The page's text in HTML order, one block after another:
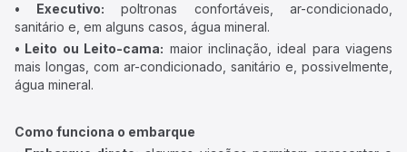
• Executivo: poltronas confortáveis, ar-condicionado,
sanitário e, em alguns casos, água mineral.
• Leito ou Leito-cama: maior inclinação, ideal para viagens
mais longas, com ar-condicionado, sanitário e, possivelmente,
água mineral.
Como funciona o embarque